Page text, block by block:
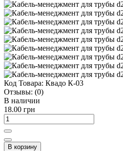
Код Товара: Квадо К-03
Отзывы: (0)
В наличии
18.00 грн
В корзину